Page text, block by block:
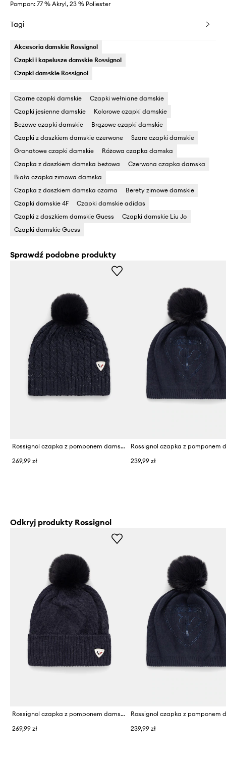
Pompon: 77 % Akryl, 23 % Poliester
Tagi
Akcesoria damskie Rossignol
Czapki i kapelusze damskie Rossignol
Czapki damskie Rossignol
Czarne czapki damskie
Czapki wełniane damskie
Czapki jesienne damskie
Kolorowe czapki damskie
Beżowe czapki damskie
Brązowe czapki damskie
Czapki z daszkiem damskie czerwone
Szare czapki damskie
Granatowe czapki damskie
Różowa czapka damska
Czapka z daszkiem damska beżowa
Czerwona czapka damska
Biała czapka zimowa damska
Czapka z daszkiem damska czarna
Berety zimowe damskie
Czapki damskie 4F
Czapki damskie adidas
Czapki z daszkiem damskie Guess
Czapki damskie Liu Jo
Czapki damskie Guess
Sprawdź podobne produkty
Rossignol czapka z pomponem damska
269,99 zł
239,99 zł
Odkryj produkty Rossignol
Rossignol czapka z pomponem damska
269,99 zł
239,99 zł